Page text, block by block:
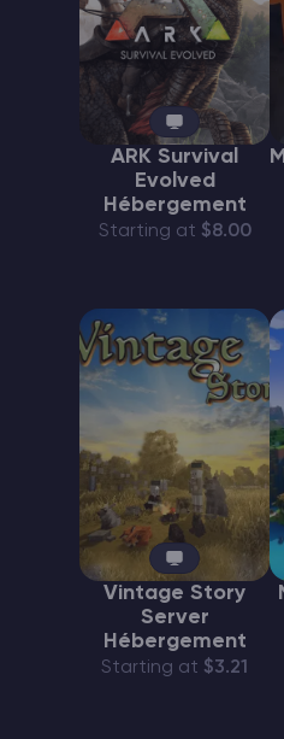
ARK Survival
Evolved
Hébergement
Starting at $8.00
Vintage Story
Server
Hébergement
Starting at $3.21